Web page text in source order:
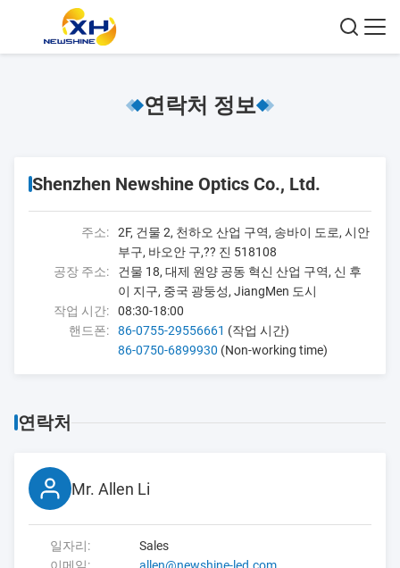
연락처 정보
Shenzhen Newshine Optics Co., Ltd.
주소:
2F, 건물 2, 천하오 산업 구역, 송바이 도로, 시안
부구, 바오안 구,?? 진 518108
공장 주소:
건물 18, 대제 원양 공동 혁신 산업 구역, 신 후
이 지구, 중국 광둥성, JiangMen 도시
작업 시간:
08:30-18:00
핸드폰:
86-0755-29556661 (작업 시간)
86-0750-6899930 (Non-working time)
연락처
Mr. Allen Li
일자리:
Sales